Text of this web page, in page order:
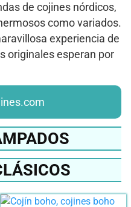
de cojines nórdicos,
como variados.
experiencia de
originales esperan por